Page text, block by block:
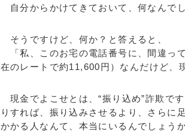
自分からかけてきておいて、何なんで
そうですけど、何か？と答えると、
「私、このお宅の電話番号に、間違っ
在のレートで約11,600円）なんだけど、
現金でよこせとは、“振り込め”詐欺で
りすれば、振り込みさせるより、さら
かかる人なんて、本当にいるんでしょうか